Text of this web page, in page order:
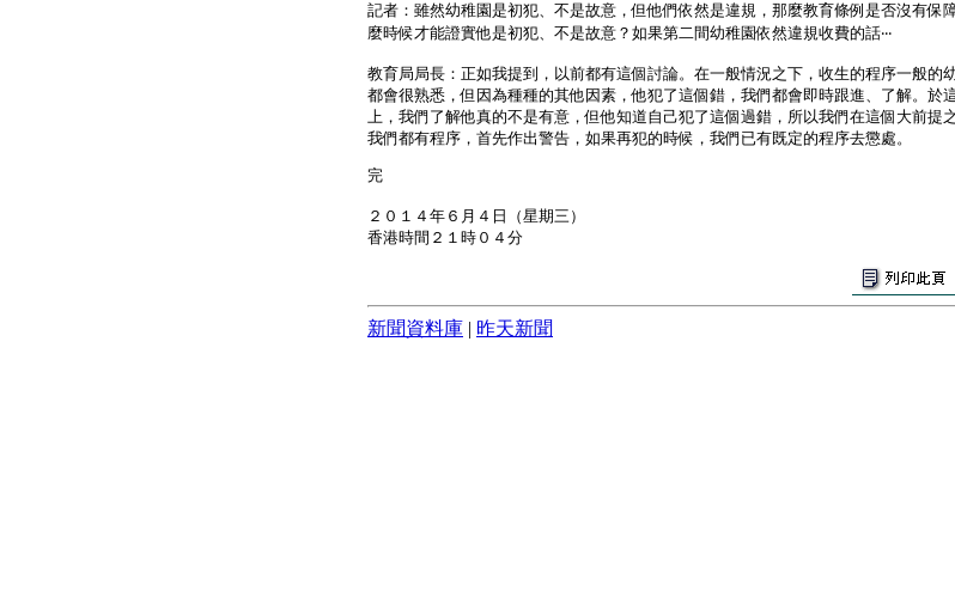
記者：雖然幼稚園是初犯、不是故意，但他們依然是違規，那麼教育條例是否沒有保
麼時候才能證實他是初犯、不是故意？如果第二間幼稚園依然違規收費的話‧‧‧
教育局局長：正如我提到，以前都有這個討論。在一般情況之下，收生的程序一般的
都會很熟悉，但因為種種的其他因素，他犯了這個錯，我們都會即時跟進、了解。於
上，我們了解他真的不是有意，但他知道自己犯了這個過錯，所以我們在這個大前提
我們都有程序，首先作出警告，如果再犯的時候，我們已有既定的程序去懲處。
完
２０１４年６月４日（星期三）
香港時間２１時０４分
新聞資料庫 | 昨天新聞